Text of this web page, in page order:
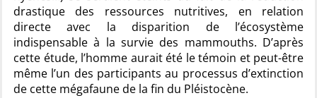
drastique des ressources nutritives, en relation
directe avec la disparition de l’écosystème
indispensable à la survie des mammouths. D’après
cette étude, l’homme aurait été le témoin et peut-être
même l’un des participants au processus d’extinction
de cette mégafaune de la fin du Pléistocène.